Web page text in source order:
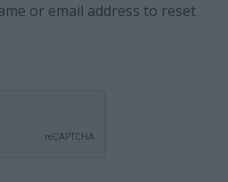
or email address to reset